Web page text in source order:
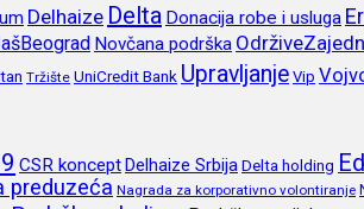
Delhaize Delta Donacija robe i usluga
Novčana podrška
Tržište UniCredit Bank Upravljanje Vip
CSR konceptDelhaize Srbija Delta holding
preduzeća Nagrada za korporativno volontiranje